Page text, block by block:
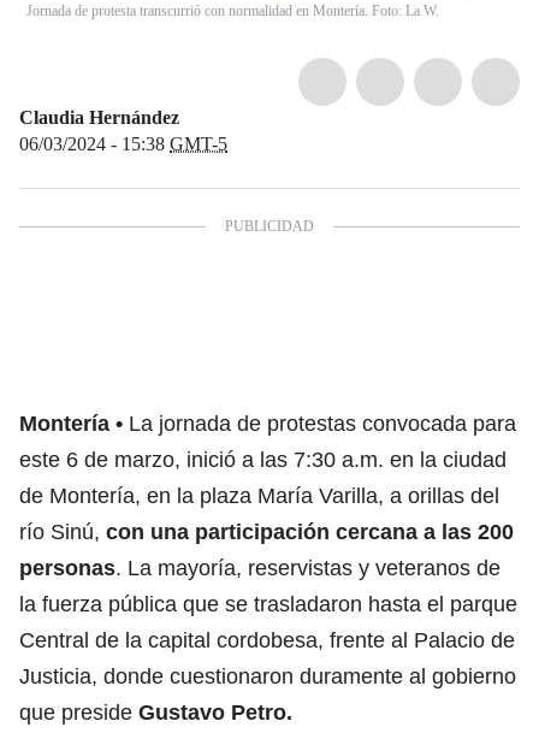
Jornada de protesta transcurrió con normalidad en Montería. Foto: La W.
Claudia Hernández
06/03/2024 - 15:38 GMT-5
Montería
La jornada de protestas convocada para
este 6 de marzo, inició a las 7:30 a.m. en la ciudad
de Montería, en la plaza María Varilla, a orillas del
río Sinú, con una participación cercana a las 200
personas. La mayoría, reservistas y veteranos de
la fuerza pública que se trasladaron hasta el parque
Central de la capital cordobesa, frente al Palacio de
Justicia, donde cuestionaron duramente al gobierno
que preside Gustavo Petro.